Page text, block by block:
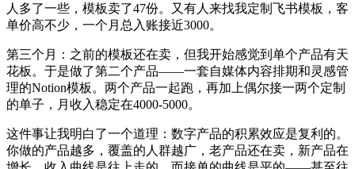
人多了一些，模板卖了47份。又有人来找我定制飞书模板，客
单价高不少，一个月总入账接近3000。
第三个月：之前的模板还在卖，但我开始感觉到单个产品有天
花板。于是做了第二个产品——一套自媒体内容排期和灵感管
理的Notion模板。两个产品一起跑，再加上偶尔接一两个定制
的单子，月收入稳定在4000-5000。
这件事让我明白了一个道理：数字产品的积累效应是复利的。
你做的产品越多，覆盖的人群越广，老产品还在卖，新产品在